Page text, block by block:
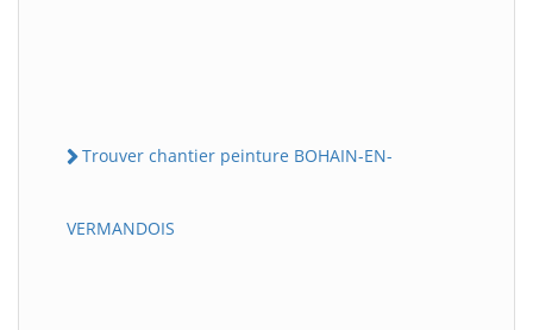
Trouver chantier peinture BOHAIN-EN-
VERMANDOIS